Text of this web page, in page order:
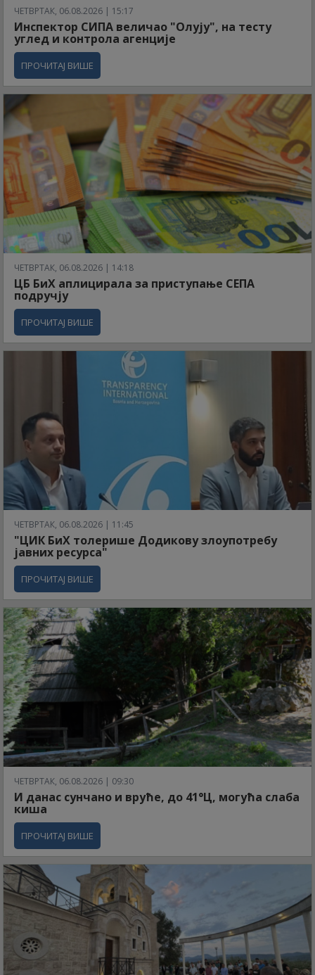
ЧЕТВРТАК, 06.08.2026 | 15:17
Инспектор СИПА величао "Олују", на тесту
углед и контрола агенције
ПРОЧИТАЈ ВИШЕ
ЧЕТВРТАК, 06.08.2026 | 14:18
ЦБ БиХ аплицирала за приступање СЕПА
подручју
ПРОЧИТАЈ ВИШЕ
ЧЕТВРТАК, 06.08.2026 | 11:45
"ЦИК БиХ толерише Додикову злоупотребу
јавних ресурса"
ПРОЧИТАЈ ВИШЕ
ЧЕТВРТАК, 06.08.2026 | 09:30
И данас сунчано и вруће, до 41°Ц, могућа слаба
киша
ПРОЧИТАЈ ВИШЕ